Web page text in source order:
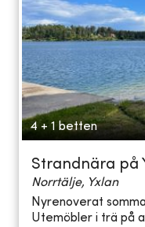
4 + 1 betten
Strandnära på
Norrtälje, Yxlan
Nyrenoverat
Utemöbler i trä på